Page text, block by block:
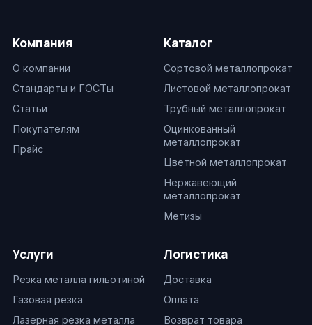
Компания
О компании
Стандарты и ГОСТы
Статьи
Покупателям
Прайс
Каталог
Сортовой металлопрокат
Листовой металлопрокат
Трубный металлопрокат
Оцинкованный
металлопрокат
Цветной металлопрокат
Нержавеющий
металлопрокат
Метизы
Услуги
Резка металла гильотиной
Газовая резка
Лазерная резка металла
Логистика
Доставка
Оплата
Возврат товара